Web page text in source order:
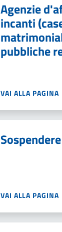
Agenzie
incanti
pubbliche
VAI ALLA PAGINA
VAI ALLA PAGINA